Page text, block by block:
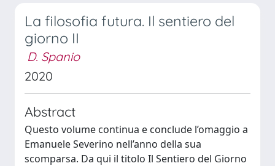
La filosofia futura. Il sentiero del
giorno II
D. Spanio
2020
Abstract
Questo volume continua e conclude l’omaggio a
Emanuele Severino nell’anno della sua
scomparsa. Da qui il titolo Il Sentiero del Giorno